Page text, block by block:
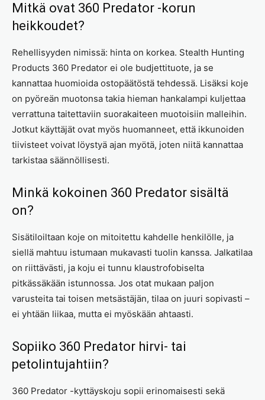
Mitkä ovat 360 Predator -korun
heikkoudet?
Rehellisyyden nimissä: hinta on korkea. Stealth Hunting
Products 360 Predator ei ole budjettituote, ja se
kannattaa huomioida ostopäätöstä tehdessä. Lisäksi koje
on pyöreän muotonsa takia hieman hankalampi kuljettaa
verrattuna taitettaviin suorakaiteen muotoisiin malleihin.
Jotkut käyttäjät ovat myös huomanneet, että ikkunoiden
tiivisteet voivat löystyä ajan myötä, joten niitä kannattaa
tarkistaa säännöllisesti.
Minkä kokoinen 360 Predator sisältä
on?
Sisätiloiltaan koje on mitoitettu kahdelle henkilölle, ja
siellä mahtuu istumaan mukavasti tuolin kanssa. Jalkatilaa
on riittävästi, ja koju ei tunnu klaustrofobiselta
pitkässäkään istunnossa. Jos otat mukaan paljon
varusteita tai toisen metsästäjän, tilaa on juuri sopivasti –
ei yhtään liikaa, mutta ei myöskään ahtaasti.
Sopiiko 360 Predator hirvi- tai
petolintujahtiin?
360 Predator -kyttäyskoju sopii erinomaisesti sekä